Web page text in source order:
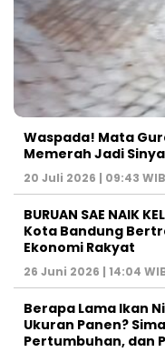
Waspada! Mata
Memerah Jadi
20 Juli 2026 | 09:43 WIB
BURUAN SAE NAIK
Kota Bandung
Ekonomi Rakyat
26 Juni 2026 | 14:04
Berapa Lama Ikan
Ukuran Panen?
Pertumbuhan, dan